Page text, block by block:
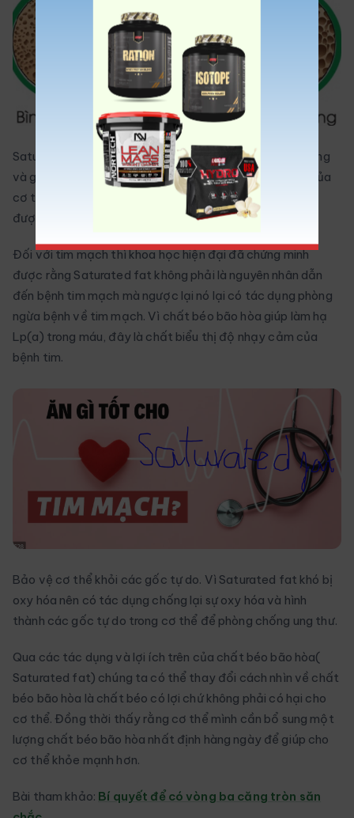
Saturated fat cần thiết cho hệ miễn nhiễm để nuôi dưỡng
và giúp duy trì sức khỏe của cơ thể. Vì hệ miễn nhiễm của
cơ thể giúp tiêu diệt nhiễm trùng giúp cho cơ thể tránh
được các tác nhân gây ung thư.
Đối với tim mạch thì khoa học hiện đại đã chứng minh
được rằng Saturated fat không phải là nguyên nhân dẫn
đến bệnh tim mạch mà ngược lại nó lại có tác dụng phòng
ngừa bệnh về tim mạch. Vì chất béo bão hòa giúp làm hạ
Lp(a) trong máu, đây là chất biểu thị độ nhạy cảm của
bệnh tim.
Bảo vệ cơ thể khỏi các gốc tự do. Vì Saturated fat khó bị
oxy hóa nên có tác dụng chống lại sự oxy hóa và hình
thành các gốc tự do trong cơ thể để phòng chống ung thư.
Qua các tác dụng và lợi ích trên của chất béo bão hòa(
Saturated fat) chúng ta có thể thay đổi cách nhìn về chất
béo bão hòa là chất béo có lợi chứ không phải có hại cho
cơ thể. Đồng thời thấy rằng cơ thể mình cần bổ sung một
lượng chất béo bão hòa nhất định hàng ngày để giúp cho
cơ thể khỏe mạnh hơn.
Bài tham khảo: Bí quyết để có vòng ba căng tròn săn